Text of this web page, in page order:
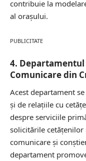
contribuie la
al orașului.
PUBLICITATE
4. Departamentul
Comunicare din
Acest departament
și de relațiile cu
despre serviciile
solicitările cetățenilor
comunicare și
departament